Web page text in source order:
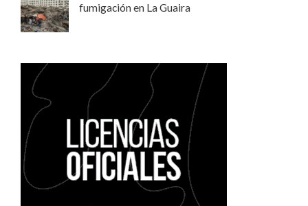
fumigación en La Guaira